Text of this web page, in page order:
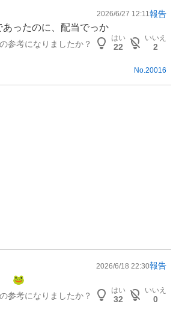
2026/6/27 12:11報告
ったのに、配当でっか
参考になりましたか？
はい
22
いいえ
2
No. 20016
2026/6/18 22:30報告
🐸️
参考になりましたか？
はい
32
いいえ
0